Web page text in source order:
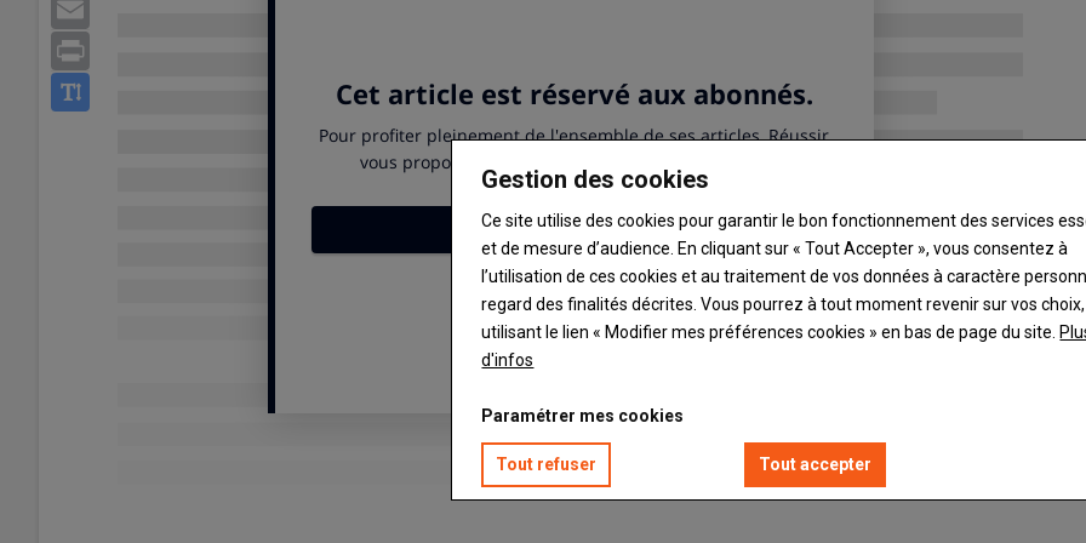
Gestion des cookies
Ce site utilise des cookies pour garantir le bon fonctionnement des services
et de mesure d’audience. En cliquant sur « Tout Accepter », vous consentez à
l’utilisation de ces cookies et au traitement de vos données à caractère
regard des finalités décrites. Vous pourrez à tout moment revenir sur vos
utilisant le lien « Modifier mes préférences cookies » en bas de page du site.
d'infos
Paramétrer mes cookies
Tout refuser Tout accepter